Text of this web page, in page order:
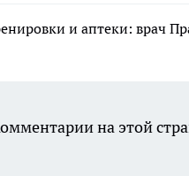
и аптеки: врач
на этой